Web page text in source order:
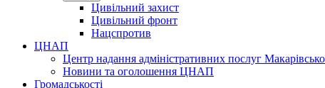
Цивільний захист
Цивільний фронт
Нацспротив
ЦНАП
Центр надання адміністративних послуг
Новини та оголошення ЦНАП
Громадськості